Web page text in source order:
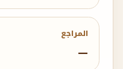
المراجع
—